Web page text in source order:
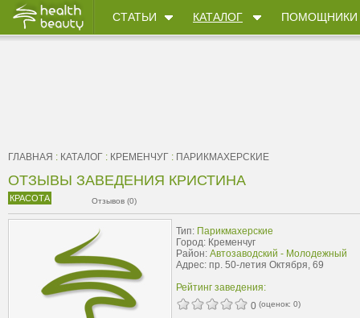
СТАТЬИ КАТАЛОГ ПОМОЩНИКИ
ГЛАВНАЯ : КАТАЛОГ : КРЕМЕНЧУГ : ПАРИКМАХЕРСКИЕ
ОТЗЫВЫ ЗАВЕДЕНИЯ КРИСТИНА
КРАСОТА Отзывов (0)
Тип: Парикмахерские
Город: Кременчуг
Район: Автозаводский - Молодежный
Адрес: пр. 50-летия Октября, 69
Рейтинг заведения:
0 (оценок: 0)